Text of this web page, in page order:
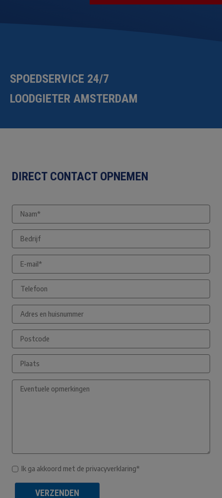
SPOEDSERVICE 24/7
LOODGIETER AMSTERDAM
DIRECT CONTACT OPNEMEN
Ik ga akkoord met de privacyverklaring*
VERZENDEN